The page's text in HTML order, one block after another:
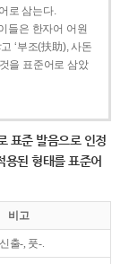
로 삼는다.
들은 한자어 어원
‘부조(扶助), 사돈
을 표준어로 삼았
표준 발음으로 인정
된 형태를 표준어
비고
출-, 풋-.